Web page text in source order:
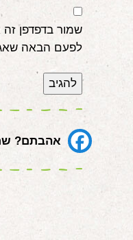
שמור בדפדפן
לפעם הבאה
אהבתם?